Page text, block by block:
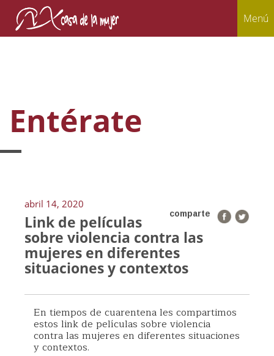
Menú
Entérate
abril 14, 2020
comparte
Link de películas
sobre violencia contra las
mujeres en diferentes
situaciones y contextos
En tiempos de cuarentena les compartimos
estos link de películas sobre violencia
contra las mujeres en diferentes situaciones
y contextos.